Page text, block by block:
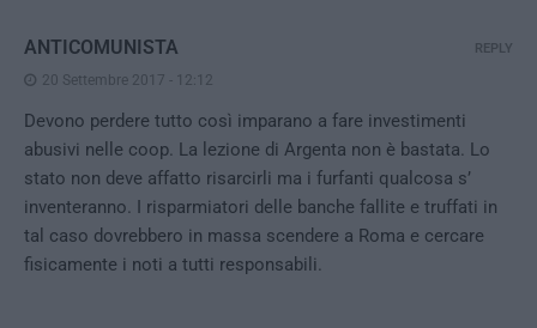
ANTICOMUNISTA
20 Settembre 2017 - 12:12
Devono perdere tutto così imparano a fare investimenti
abusivi nelle coop. La lezione di Argenta non è bastata. Lo
stato non deve affatto risarcirli ma i furfanti qualcosa s’
inventeranno. I risparmiatori delle banche fallite e truffati in
tal caso dovrebbero in massa scendere a Roma e cercare
fisicamente i noti a tutti responsabili.
REPLY